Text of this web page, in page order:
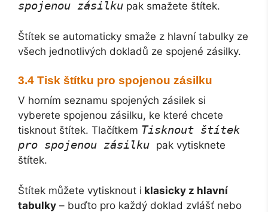
spojenou zásilku pak smažete štítek.
Štítek se automaticky smaže z hlavní tabulky ze
všech jednotlivých dokladů ze spojené zásilky.
Tisk štítku pro spojenou zásilku
V horním seznamu spojených zásilek si
vyberete spojenou zásilku, ke které chcete
tisknout štítek. Tlačítkem Tisknout štítek
pro spojenou zásilku pak vytisknete
štítek.
Štítek můžete vytisknout i klasicky z hlavní
tabulky – buďto pro každý doklad zvlášť nebo